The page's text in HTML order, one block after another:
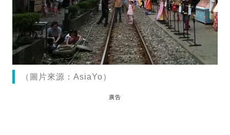
（圖片來源：AsiaYo）
廣告